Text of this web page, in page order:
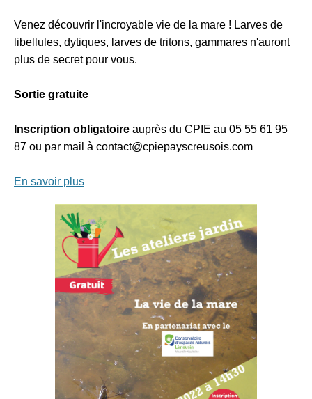
Venez découvrir l'incroyable vie de la mare ! Larves de
libellules, dytiques, larves de tritons, gammares n'auront
plus de secret pour vous.
Sortie gratuite
Inscription obligatoire auprès du CPIE au 05 55 61 95
87 ou par mail à contact@cpiepayscreusois.com
En savoir plus